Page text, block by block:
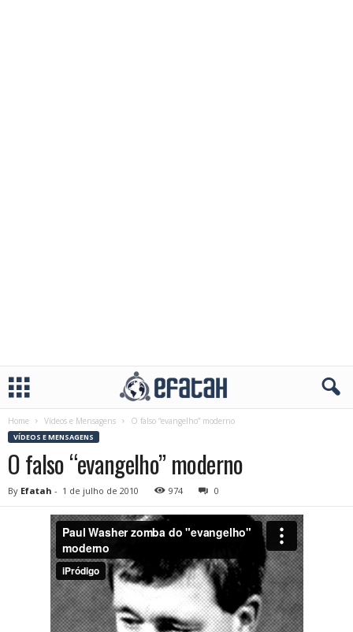
Home Vídeos e Mensagens O falso “evangelho” moderno
VÍDEOS E MENSAGENS
O falso “evangelho” moderno
By Efatah - 1 de julho de 2010 974 0